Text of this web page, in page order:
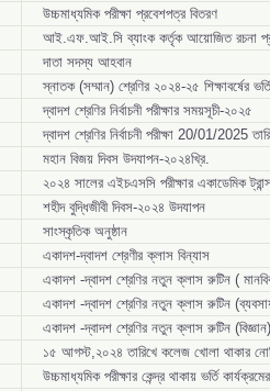
উচ্চমাধ্যমিক পরীক্ষা প্রবেশপত্র বিতরণ
আই.এফ.আই.সি ব্যাংক কর্তৃক আয়োজিত রচনা
দাতা সদস্য আহবান
স্নাতক (সম্মান) শ্রেণির ২০২৪-২৫ শিক্ষাবর্ষের
দ্বাদশ শ্রেণির নির্বাচনী পরীক্ষার সময়সূচী-২০২৫
দ্বাদশ শ্রেণির নির্বাচনী পরীক্ষা 20/01/2025
মহান বিজয় দিবস উদযাপন-২০২৪খ্রি.
২০২৪ সালের এইচএসসি পরীক্ষার একাডেমিক
শহীদ বুদ্ধিজীবী দিবস-২০২৪ উদযাপন
সাংস্কৃতিক অনুষ্ঠান
একাদশ-দ্বাদশ শ্রেণীর ক্লাস বিন্যাস
একাদশ -দ্বাদশ শ্রেণির নতুন ক্লাস রুটিন (
একাদশ -দ্বাদশ শ্রেণির নতুন ক্লাস রুটিন
একাদশ -দ্বাদশ শ্রেণির নতুন ক্লাস রুটিন
১৫ আগস্ট,২০২৪ তারিখে কলেজ খোলা থাকার
উচ্চমাধ্যমিক পরীক্ষার কেন্দ্র থাকায় ভর্তি